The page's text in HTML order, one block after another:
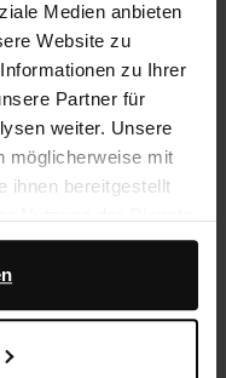
Medien anbieten
Website zu
zu Ihrer
Partner für
weiter. Unsere
möglicherweise mit
ihnen bereitgestellt
zu Werbe- und
Daten
von
und Textil
am besten mit der
werden. Flacon mit